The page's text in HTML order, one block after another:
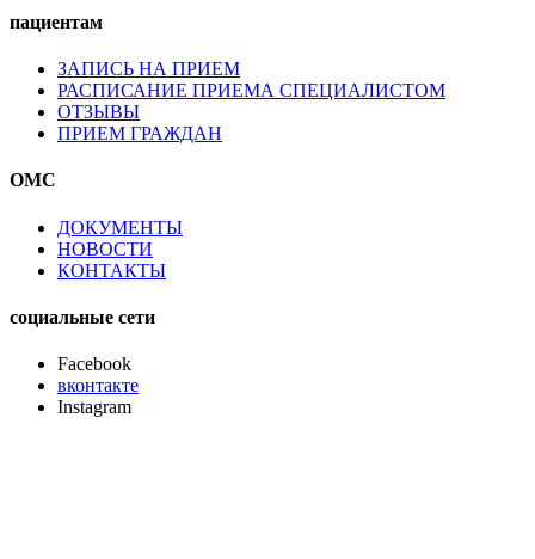
пациентам
ЗАПИСЬ НА ПРИЕМ
РАСПИСАНИЕ ПРИЕМА СПЕЦИАЛИСТОМ
ОТЗЫВЫ
ПРИЕМ ГРАЖДАН
ОМС
ДОКУМЕНТЫ
НОВОСТИ
КОНТАКТЫ
социальные сети
Facebook
вконтакте
Instagram